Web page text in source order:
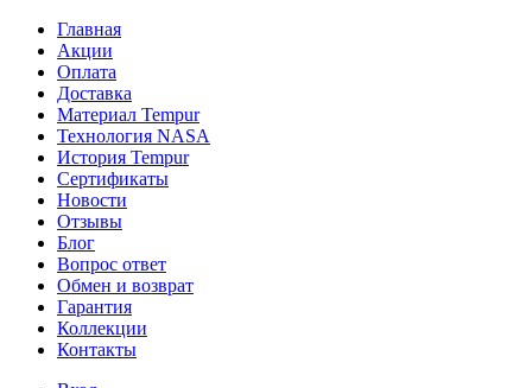
Главная
Акции
Оплата
Доставка
Материал Tempur
Технология NASA
История Tempur
Сертификаты
Новости
Отзывы
Блог
Вопрос ответ
Обмен и возврат
Гарантия
Коллекции
Контакты